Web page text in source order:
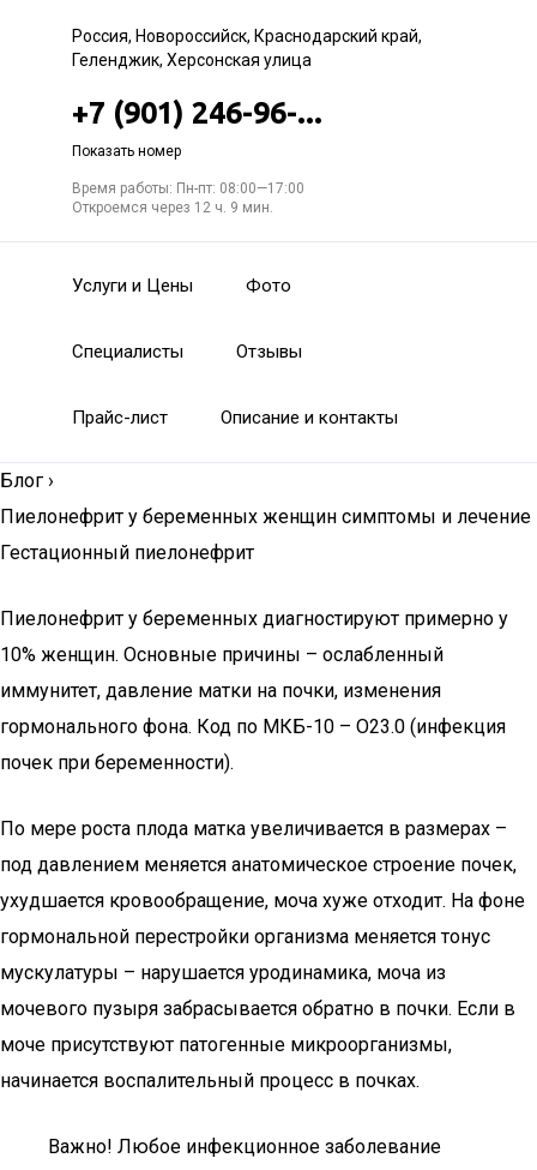
Россия, Новороссийск, Краснодарский край,
Геленджик, Херсонская улица
+7 (901) 246-96-...
Показать номер
Время работы: Пн-пт: 08:00—17:00
Откроемся через 12 ч. 9 мин.
Услуги и Цены Фото
Специалисты Отзывы
Прайс-лист Описание и контакты
Блог ›
Пиелонефрит у беременных женщин симптомы и лечение
Гестационный пиелонефрит
Пиелонефрит у беременных диагностируют примерно у
10% женщин. Основные причины – ослабленный
иммунитет, давление матки на почки, изменения
гормонального фона. Код по МКБ-10 – O23.0 (инфекция
почек при беременности).
По мере роста плода матка увеличивается в размерах –
под давлением меняется анатомическое строение почек,
ухудшается кровообращение, моча хуже отходит. На фоне
гормональной перестройки организма меняется тонус
мускулатуры – нарушается уродинамика, моча из
мочевого пузыря забрасывается обратно в почки. Если в
моче присутствуют патогенные микроорганизмы,
начинается воспалительный процесс в почках.
Важно! Любое инфекционное заболевание